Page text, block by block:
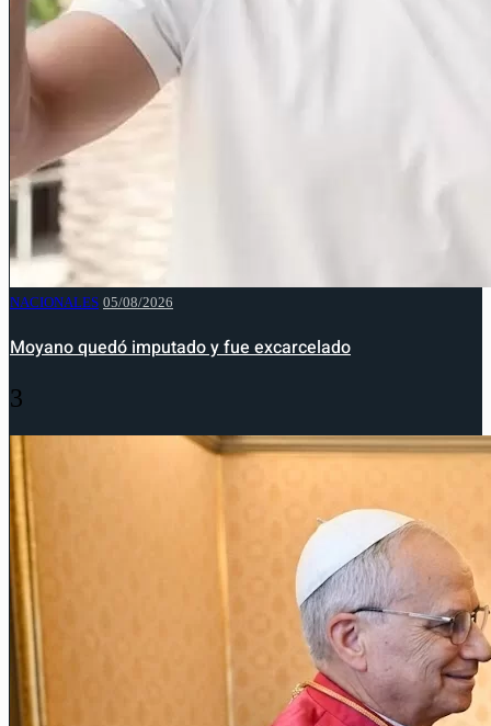
NACIONALES 05/08/2026
Moyano quedó imputado y fue excarcelado
3